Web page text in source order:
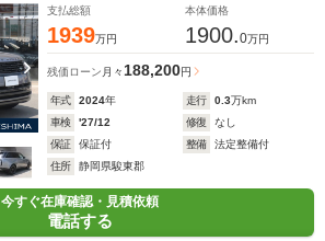
支払総額
1939万円
本体価格
1900.0万円
残価ローン 月々 188,200円
年式 2024年 走行 0.3万km
車検
'27/12 修復
なし
保証
保証付 整備
法定整備付
住所
静岡県駿東郡
今すぐ在庫確認・見積依頼
電話する